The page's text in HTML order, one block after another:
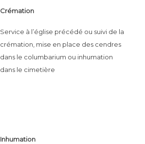
Crémation
Service à l’église précédé ou suivi de la
crémation, mise en place des cendres
dans le columbarium ou inhumation
dans le cimetière
Inhumation